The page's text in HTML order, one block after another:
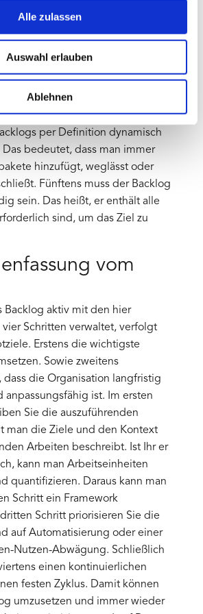
Alle zulassen
Auswahl erlauben
Ablehnen
Priorisierung an dritter Stelle. Die
Details und Priorisierung ist
Interaktion. Nur was
man dann auch auswerten.
per Definition dynamisch
bedeutet, dass man immer
hinzufügt, weglässt oder
Fünftens muss der Backlog
sein. Das heißt, er enthält alle
sind, um das Ziel zu
vom
Backlog aktiv mit den hier
Schritten verwaltet, verfolgt
Erstens die wichtigste
Sowie zweitens
dass die Organisation langfristig
anpassungsfähig ist. Im ersten
Sie die auszuführenden
man die Ziele und den Kontext
Arbeiten beschreibt. Ist Ihr er
kann man Arbeitseinheiten
quantifizieren. Daraus kann man
Schritt ein Framework
Schritt priorisieren Sie die
auf Automatisierung oder einer
Nutzen-Abwägung. Schließlich
einen kontinuierlichen
festen Zyklus. Damit können
umzusetzen und immer wieder